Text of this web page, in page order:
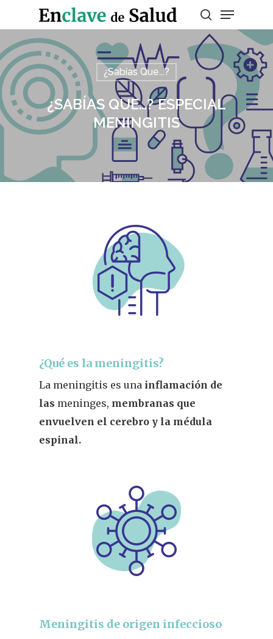
Presiona enter para buscar o ESC para
salir
¿Sabías Que...?
¿SABÍAS QUE…? ESPECIAL
MENINGITIS
¿Qué es la meningitis?
La meningitis es una inflamación de
las meninges, membranas que
envuelven el cerebro y la médula
espinal.
Meningitis de origen infeccioso